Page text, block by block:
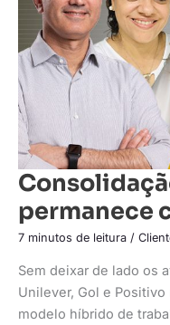
permanece
7 minutos de leitura /
Sem deixar de lado os
Unilever, Gol e
modelo híbrido de
meta